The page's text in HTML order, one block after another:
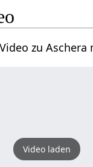
zu
Video laden